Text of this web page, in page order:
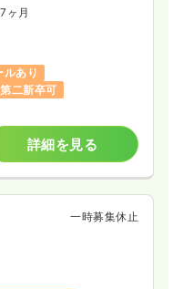
詳細を見る
ヶ月
ルあり
第二新卒可
詳細を見る
一時募集休止